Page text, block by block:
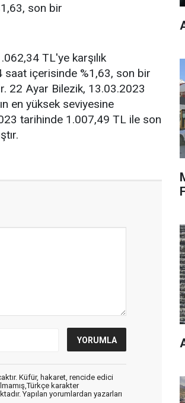
son bir
TL'ye karşılık
içerisinde %1,63, son bir
22 Ayar Bilezik, 13.03.2023
en yüksek seviyesine
tarihinde 1.007,49 TL ile son
Küfür, hakaret, rencide edici
karakter
Yapılan yorumlardan yazarları